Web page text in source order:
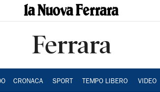
Ferrara
CRONACA SPORT TEMPO LIBERO VIDEO